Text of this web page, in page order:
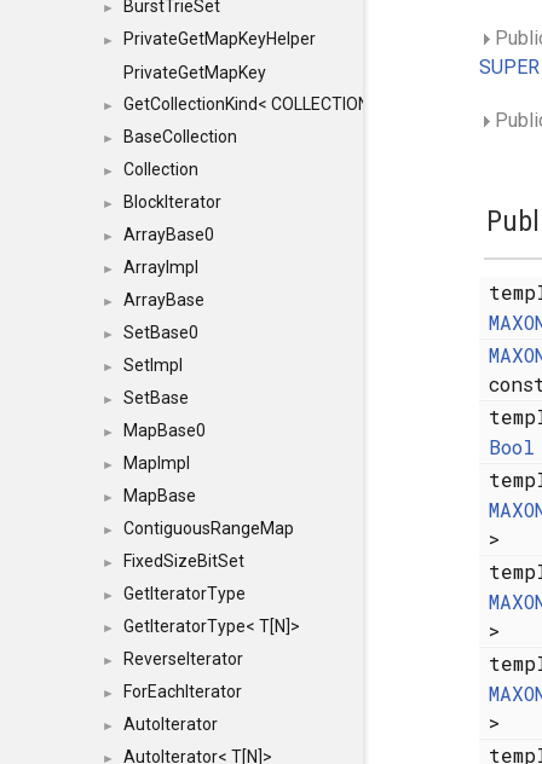
► BurstTrieSet
►
PrivateGetMapKeyHelper
PrivateGetMapKey
► GetCollectionKind< COLLECTION, typename
► BaseCollection
► Collection
► BlockIterator
► ArrayBase0
► ArrayImpl
► ArrayBase
► SetBase0
► SetImpl
► SetBase
► MapBase0
► MapImpl
► MapBase
► ContiguousRangeMap
► FixedSizeBitSet
► GetIteratorType
► GetIteratorType< T[N]>
► ReverseIterator
► ForEachIterator
► AutoIterator
► AutoIterator< T[N]>
Bool
>
>
>